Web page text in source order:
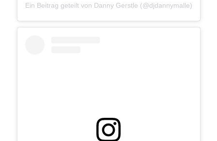
Ein Beitrag geteilt von Danny Gerstle (@djdannymalle)